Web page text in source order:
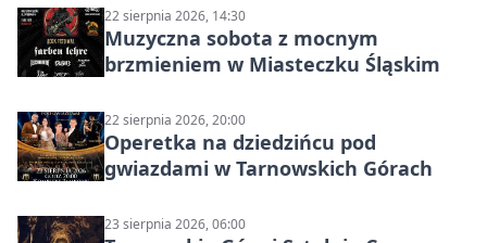
22 sierpnia 2026, 14:30
Muzyczna sobota z mocnym
brzmieniem w Miasteczku Śląskim
22 sierpnia 2026, 20:00
Operetka na dziedzińcu pod
gwiazdami w Tarnowskich Górach
23 sierpnia 2026, 06:00